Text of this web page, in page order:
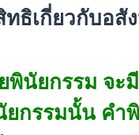
ธิเกี่ยวกับอสั
พินัยกรรม จ
ยกรรมนั้น คำ